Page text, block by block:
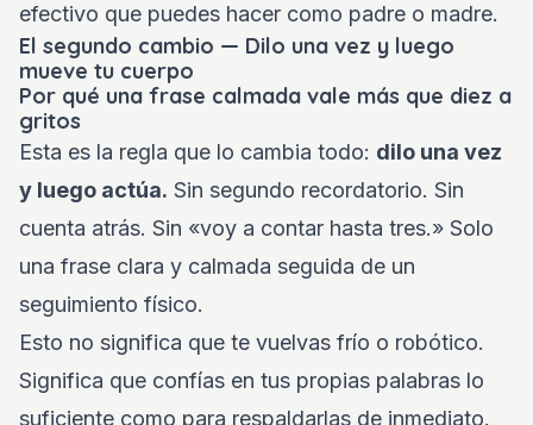
efectivo que puedes hacer como padre o madre.
El segundo cambio — Dilo una vez y luego
mueve tu cuerpo
Por qué una frase calmada vale más que diez a
gritos
Esta es la regla que lo cambia todo: dilo una vez
y luego actúa. Sin segundo recordatorio. Sin
cuenta atrás. Sin «voy a contar hasta tres.» Solo
una frase clara y calmada seguida de un
seguimiento físico.
Esto no significa que te vuelvas frío o robótico.
Significa que confías en tus propias palabras lo
suficiente como para respaldarlas de inmediato.